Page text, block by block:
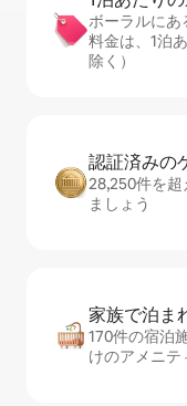
ボーラルにあ
料金は、1泊
除く）
認証済みの
28,250件を
ましょう
家族で泊ま
170件の宿泊
けのアメニ